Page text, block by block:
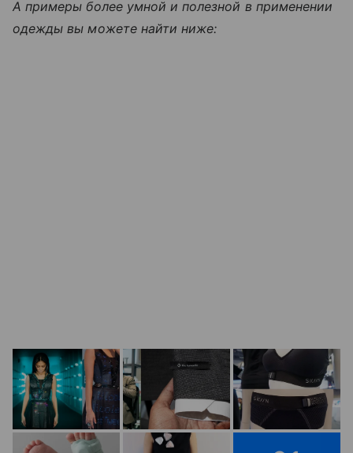
А примеры более умной и полезной в применении
одежды вы можете найти ниже: